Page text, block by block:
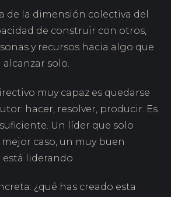
de la dimensión colectiva del
de construir con otros,
y recursos hacia algo que
solo.
muy capaz es quedarse
hacer, resolver, producir. Es
Un líder que solo
mejor caso, un muy buen
liderando.
¿qué has creado esta